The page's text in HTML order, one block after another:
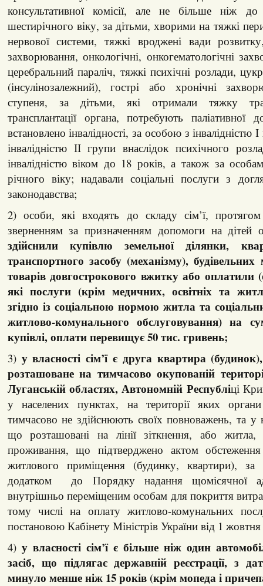
консультативної комісії, але не більше ніж
шестирічного віку, за дітьми, хворими на тяжкі
нервової системи, тяжкі вроджені вади
захворювання, онкологічні, онкогематологічні
церебральний параліч, тяжкі психічні розлади,
(інсулінозалежний), гострі або хронічні
ступеня, за дітьми, які отримали тяжку
трансплантації органа, потребують
встановлено інвалідності, за особою з інвалідністю
інвалідністю ІІ групи внаслідок психічного
інвалідністю віком до 18 років, а також за
річного віку; надавали соціальні послуги з
законодавства;
2) особи, які входять до складу сім’ї,
зверненням за призначенням допомоги на дітей
здійснили купівлю земельної ділянки,
транспортного засобу (механізму), будівельних
товарів довгострокового вжитку або оплатили
які послуги (крім медичних, освітніх та
згідно із соціальною нормою житла та
житлово-комунального обслуговування) на
купівлі, оплати перевищує 50 тис. гривень;
3)у власності сім’ї є друга квартира
розташоване на тимчасово окупованій
Луганській областях, Автономній Республіці
у населених пунктах, на території яких
тимчасово не здійснюють своїх повноважень, та у
що розташовані на лінії зіткнення, або житла,
проживання, що підтверджено актом обстеження
житлового приміщення (будинку, квартири),
додатком до Порядку надання щомісячної
внутрішньо переміщеним особам для покриття
тому числі на оплату житлово-комунальних
постановою Кабінету Міністрів України від 1
4) у власності сім’ї є більше ніж один
засіб, що підлягає державній реєстрації, з
минуло менше ніж 15 років (крім мопеда і